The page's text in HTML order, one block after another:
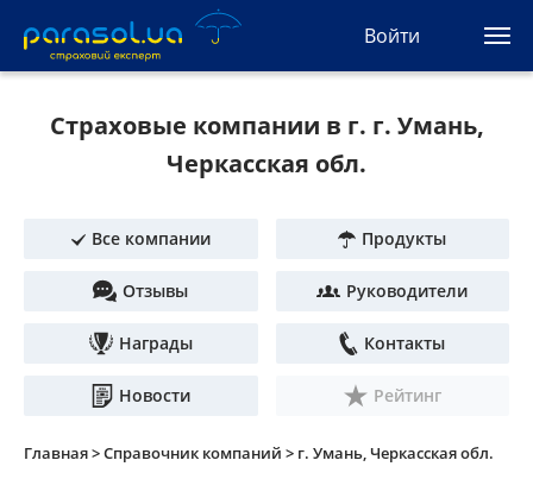
Войти
(093) 170-33-90
Ua En
Туристическая
Автозащита
КАСКО
Страховые компании в г. г. Умань,
Черкасская обл.
Все компании Продукты
Отзывы Руководители
Награды Контакты
Новости Рейтинг
Главная >Справочник компаний > г. Умань, Черкасская обл.